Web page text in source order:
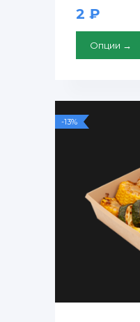
2 ₽
Опции →
-13%